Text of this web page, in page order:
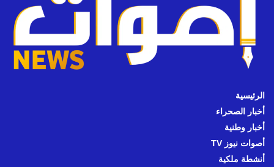
الرئيسية
أخبار الصحراء
أخبار وطنية
أصوات نيوز TV
أنشطة ملكية